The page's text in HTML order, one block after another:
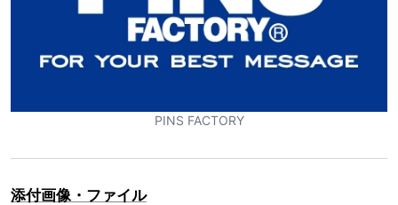
PINS FACTORY
添付画像・ファイル